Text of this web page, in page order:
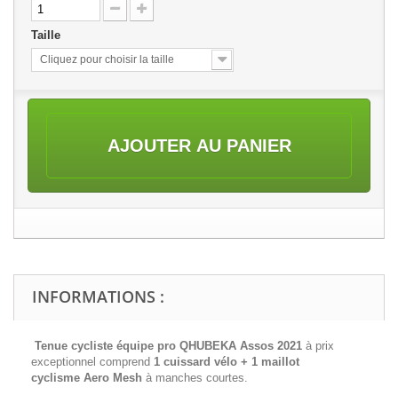
Taille
Cliquez pour choisir la taille
AJOUTER AU PANIER
INFORMATIONS :
Tenue cycliste équipe pro QHUBEKA Assos 2021 à prix
exceptionnel comprend 1 cuissard vélo + 1 maillot
cyclisme Aero Mesh à manches courtes.